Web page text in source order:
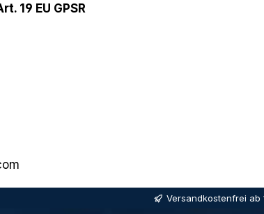
19 EU GPSR
Versandkostenfrei ab